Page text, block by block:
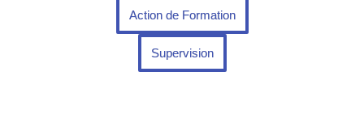
Action de Formation
Supervision